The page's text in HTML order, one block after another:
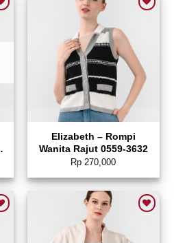
Elizabeth – Rompi
Wanita Rajut 0559-3632
Rp 270,000
Add to wishlist